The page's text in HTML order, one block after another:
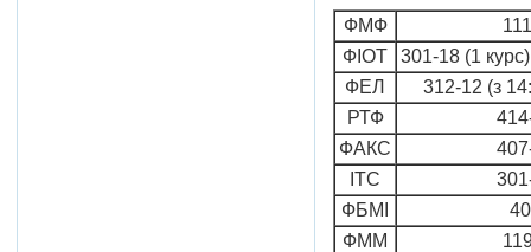
ФМФ
ФІОТ
301-18 (1
ФЕЛ
312-12 (з
РТФ
ФАКС
ІТС
ФБМІ
ФММ